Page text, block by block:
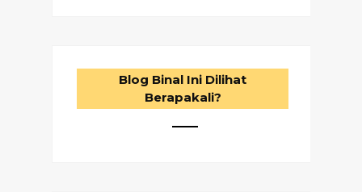
Blog Binal Ini Dilihat
Berapakali?